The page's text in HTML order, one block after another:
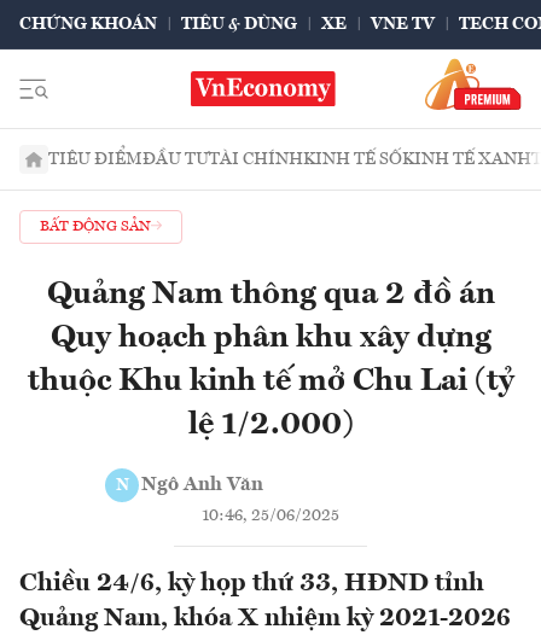
CHỨNG KHOÁN TIÊU & DÙNG XE VNE TV TECH
TIÊU ĐIỂMĐẦU TƯTÀI CHÍNHKINH TẾ SỐKINH TẾ XANH
BẤT ĐỘNG SẢN
Quảng Nam thông qua 2 đồ án
Quy hoạch phân khu xây dựng
thuộc Khu kinh tế mở Chu Lai (tỷ
lệ 1/2.000)
N Ngô Anh Văn
10:46, 25/06/2025
Chiều 24/6, kỳ họp thứ 33, HĐND tỉnh
Quảng Nam, khóa X nhiệm kỳ 2021-2026